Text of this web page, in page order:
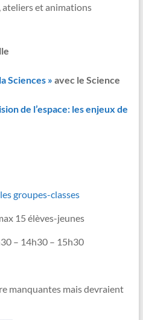
et animations
Sciences » avec le Science
de l’espace: les enjeux de
groupes-classes
15 élèves-jeunes
– 14h30 – 15h30
manquantes mais devraient